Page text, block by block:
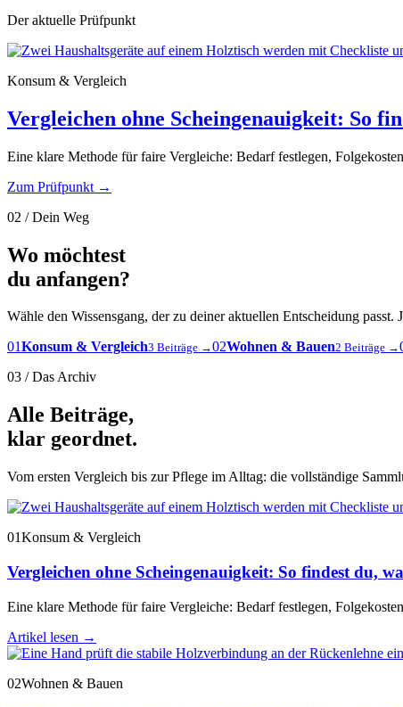
Der aktuelle Prüfpunkt
Konsum & Vergleich
Vergleichen ohne Scheingenauigkeit: So
Eine klare Methode für faire Vergleiche: Bedarf festlegen,
Zum Prüfpunkt →
02 / Dein Weg
Wo möchtest
du anfangen?
Wähle den Wissensgang, der zu deiner aktuellen Entscheidung
01Konsum & Vergleich3 Beiträge →02Wohnen & Bauen2 Beiträge →
03 / Das Archiv
Alle Beiträge,
klar geordnet.
Vom ersten Vergleich bis zur Pflege im Alltag: die vollständige
01Konsum & Vergleich
Vergleichen ohne Scheingenauigkeit: So findest du,
Eine klare Methode für faire Vergleiche: Bedarf festlegen,
Artikel lesen →
02Wohnen & Bauen